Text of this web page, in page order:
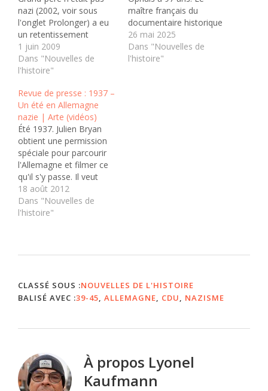
nazi (2002, voir sous
l'onglet Prolonger) a eu
un retentissement
considérable. Certains
ont dit qu'il marquait le
point final de la réflexion
point final? C'est un
début, au contraire! Pour
un livre de sociologie, ce
livre a…
1 juin 2009
Dans "Nouvelles de
l'histoire"
maître français du
documentaire historique
est mort samedi dans sa
maison du sud-ouest de
la France, a-t-on appris
26 mai 2025
Dans "Nouvelles de
l'histoire"
Revue de presse : 1937 –
Un été en Allemagne
nazie | Arte (vidéos)
Été 1937. Julien Bryan
obtient une permission
spéciale pour parcourir
l'Allemagne et filmer ce
qu'il s'y passe. Il veut
montrer aux Américains
la réalité du régime.
Deux mois durant, il
18 août 2012
Dans "Nouvelles de
l'histoire"
CLASSÉ SOUS :NOUVELLES DE L'HISTOIRE
BALISÉ AVEC :39-45 ALLEMAGNE CDU NAZISME
À propos Lyonel
Kaufmann